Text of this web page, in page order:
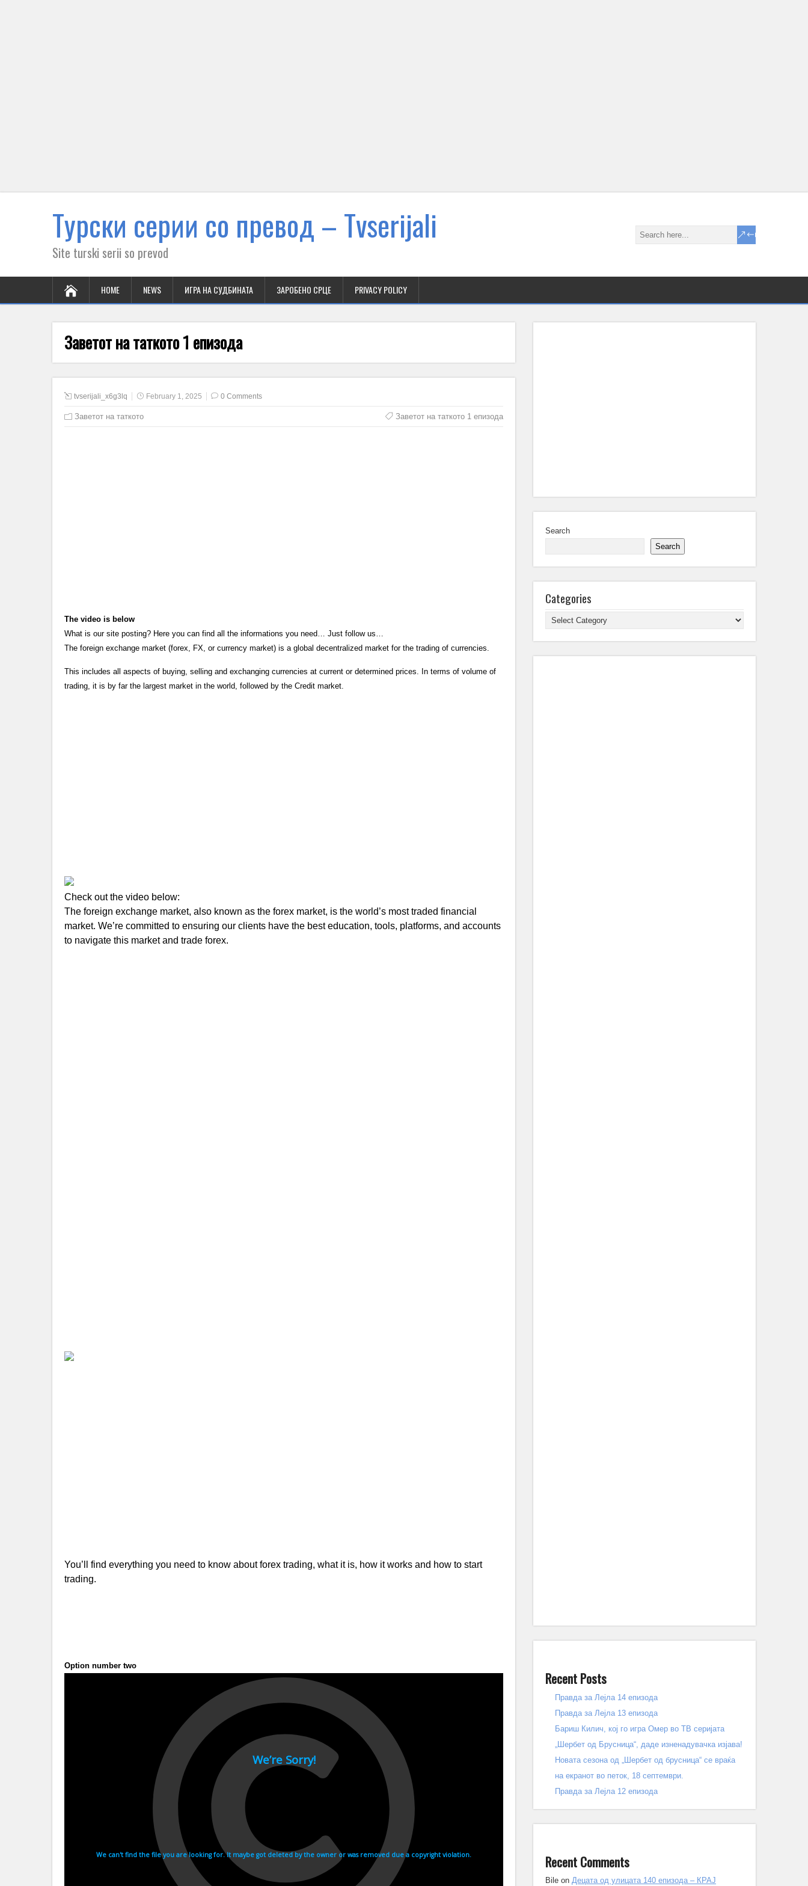
Tурски серии со превод – Тvserijali
Site turski serii so prevod
HOME NEWS ИГРА НА СУДБИНАТА ЗАРОБЕНО СРЦЕ PRIVACY POLICY
Заветот на таткото 1 епизода
tvserijali_x6g3lq February 1, 2025 0 Comments
Заветот на таткото Заветот на таткото 1 епизода
The video is below
What is our site posting? Here you can find all the informations you need… Just follow us…
The foreign exchange market (forex, FX, or currency market) is a global decentralized market for the trading of currencies.
This includes all aspects of buying, selling and exchanging currencies at current or determined prices. In terms of volume of
trading, it is by far the largest market in the world, followed by the Credit market.
Check out the video below:
The foreign exchange market, also known as the forex market, is the world’s most traded financial
market. We’re committed to ensuring our clients have the best education, tools, platforms, and accounts
to navigate this market and trade forex.
You’ll find everything you need to know about forex trading, what it is, how it works and how to start
trading.
Option number two
Search
Search
Categories
Categories
Recent Posts
Правда за Лејла 14 епизода
Правда за Лејла 13 епизода
Бариш Килич, кој го игра Омер во ТВ серијата
„Шербет од Брусница“, даде изненадувачка изјава!
Новата сезона од „Шербет од брусница“ се враќа
на екранот во петок, 18 септември.
Правда за Лејла 12 епизода
Recent Comments
Bile on Децата од улицата 140 епизода – КРАЈ